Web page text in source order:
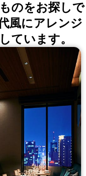
のをお探しで
風にアレンジ
ています。